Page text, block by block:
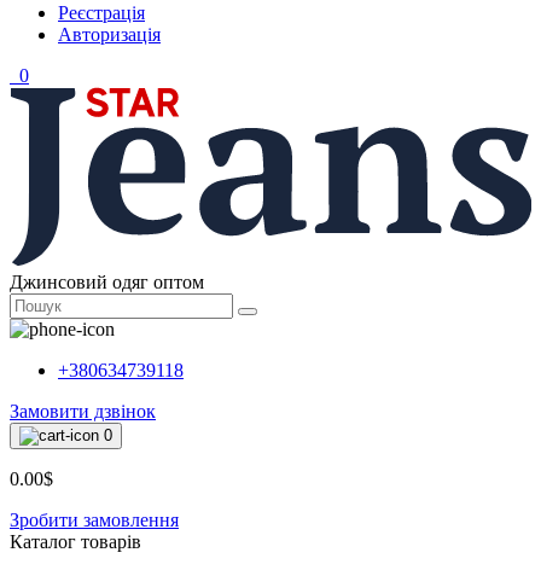
Реєстрація
Авторизація
0
Джинсовий одяг оптом
+380634739118
Замовити дзвінок
0
0.00$
Зробити замовлення
Каталог товарiв